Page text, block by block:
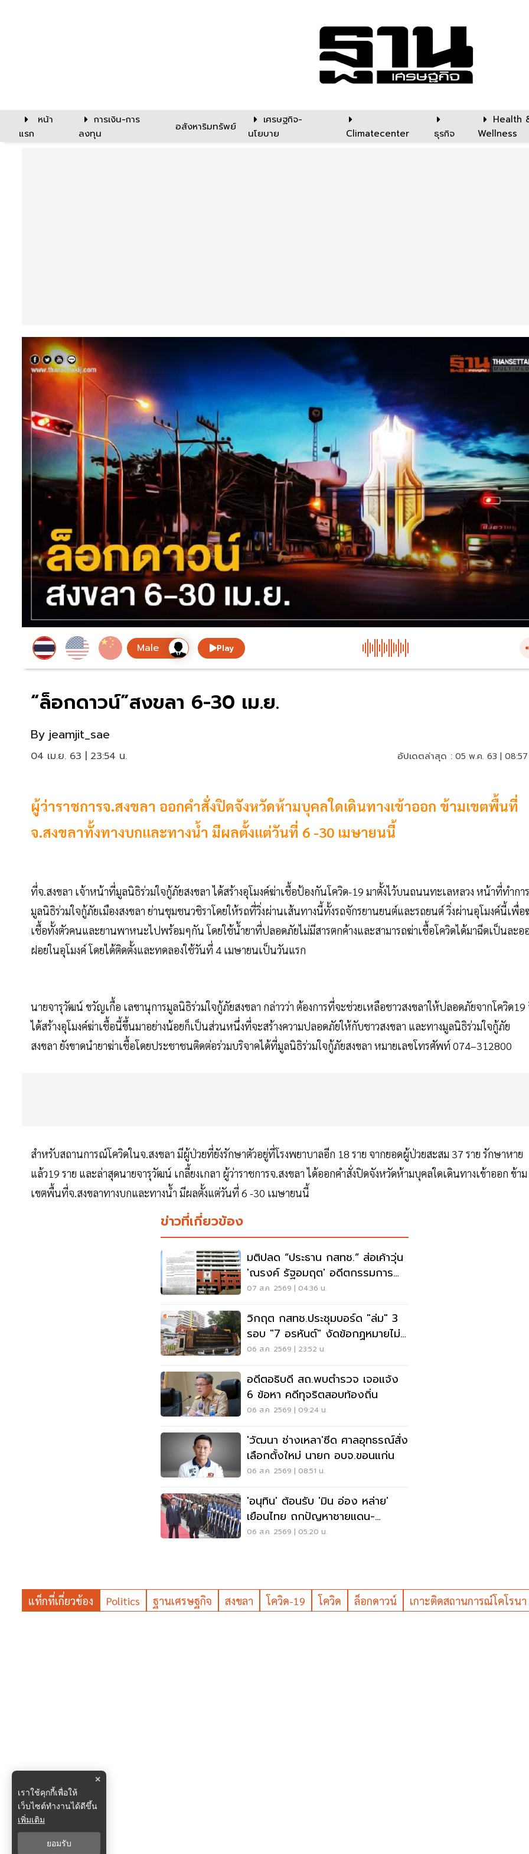
หน้า
แรก
การเงิน-การ
ลงทุน
อสังหาริมทรัพย์
เศรษฐกิจ-
นโยบาย
Climatecenter ธุรกิจ
Health
Wellness
Play
“ล็อกดาวน์”สงขลา 6-30 เม.ย.
By jeamjit_sae
04 เม.ย. 63 | 23:54 น. อัปเดตล่าสุด : 05 พ.ค. 63 |
ผู้ว่าราชการจ.สงขลา ออกคำสั่งปิดจังหวัดห้ามบุคลใดเดินทางเข้าออก ข้ามเขตพื้นที่
จ.สงขลาทั้งทางบกและทางน้ำ มีผลตั้งแต่วันที่ 6 -30 เมษายนนี้
ที่จ.สงขลา เจ้าหน้าที่มูลนิธิร่วมใจกู้ภัยสงขลา ได้สร้างอุโมงค์ฆ่าเชื้อป้องกันโควิด-19 มาตั้งไว้บนถนนทะเลหลวง หน้าที่ทำการ
มูลนิธิร่วมใจกู้ภัยเมืองสงขลา ย่านชุมชนวชิราโดยให้รถที่วิ่งผ่านเส้นทางนี้ทั้งรถจักรยานยนต์และรถยนต์ วิ่งผ่านอุโมงค์นี้เพื่อ
เชื้อทั้งตัวคนและยานพาหนะไปพร้อมๆกัน โดยใช้น้ำยาที่ปลอดภัยไม่มีสารตกค้างและสามารถฆ่าเชื้อโควิดได้มาฉีดเป็นละอ
ฝอยในอุโมงค์ โดยได้ติดตั้งและทดลองใช้วันที่ 4 เมษายนเป็นวันแรก
นายจารุวัฒน์ ขวัญเกื้อ เลขานุการมูลนิธิร่วมใจกู้ภัยสงขลา กล่าวว่า ต้องการที่จะช่วยเหลือชาวสงขลาให้ปลอดภัยจากโควิด19
ได้สร้างอุโมงค์ฆ่าเชื้อนี้ขึ้นมาอย่างน้อยก็เป็นส่วนหนึ่งที่จะสร้างความปลอดภัยให้กับชาวสงขลา และทางมูลนิธิร่วมใจกู้ภัย
สงขลา ยังขาดนำยาฆ่าเชื้อโดยประชาชนติดต่อร่วมบริจาคได้ที่มูลนิธิร่วมใจกู้ภัยสงขลา หมายเลขโทรศัพท์ 074–312800
สำหรับสถานการณ์โควิดในจ.สงขลา มีผู้ป่วยที่ยังรักษาตัวอยู่ที่โรงพยาบาลอีก 18 ราย จากยอดผู้ป่วยสะสม 37 ราย รักษาหาย
แล้ว19 ราย และล่าสุดนายจารุวัฒน์ เกลี้ยงเกลา ผู้ว่าราชการจ.สงขลา ได้ออกคำสั่งปิดจังหวัดห้ามบุคลใดเดินทางเข้าออก ข้าม
เขตพื้นที่จ.สงขลาทางบกและทางน้ำ มีผลตั้งแต่วันที่ 6 -30 เมษายนนี้
ข่าวที่เกี่ยวข้อง
มติปลด “ประธาน กสทช.” ส่อเค้าวุ่น
'ณรงค์ รัฐอมฤต' อดีตกรรมการ
สรรหาโต้ข้อวินิจฉัย
07 ส.ค. 2569 | 04:36 น.
วิกฤต กสทช.ประชุมบอร์ด "ล่ม" 3
รอบ "7 อรหันต์" งัดข้อกฏหมายไม่มี
ใครยอมใคร
06 ส.ค. 2569 | 23:52 น.
อดีตอธิบดี สถ.พบตำรวจ เจอแจ้ง
6 ข้อหา คดีทุจริตสอบท้องถิ่น
06 ส.ค. 2569 | 09:24 น.
'วัฒนา ช่างเหลา'ซีด ศาลอุทธรณ์สั่ง
เลือกตั้งใหม่ นายก อบจ.ขอนแก่น
06 ส.ค. 2569 | 08:51 น.
'อนุทิน' ต้อนรับ 'มิน อ่อง หล่าย'
เยือนไทย ถกปัญหาชายแดน-
พลังงาน-การค้า
06 ส.ค. 2569 | 05:20 น.
แท็กที่เกี่ยวข้อง Politics ฐานเศรษฐกิจ สงขลา โควิด-19 โควิด ล็อกดาวน์ เกาะติดสถานการณ์โคโรนา
×
เราใช้คุกกี้เพื่อให้
เว็บไซต์ทำงานได้ดีขึ้น
เพิ่มเติม
ยอมรับ